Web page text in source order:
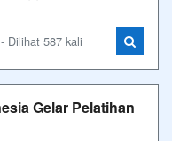
Dilihat 587 kali
Gelar Pelatihan